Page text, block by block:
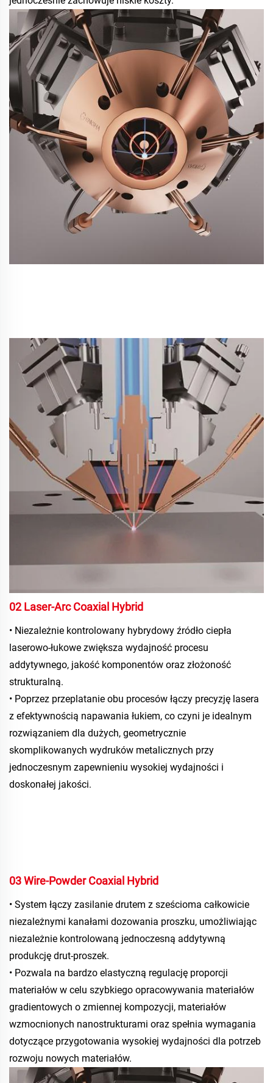
02 Laser-Arc Coaxial Hybrid
• Niezależnie kontrolowany hybrydowy źródło ciepła
laserowo-łukowe zwiększa wydajność procesu
addytywnego, jakość komponentów oraz złożoność
strukturalną.
• Poprzez przeplatanie obu procesów łączy precyzję lasera
z efektywnością napawania łukiem, co czyni je idealnym
rozwiązaniem dla dużych, geometrycznie
skomplikowanych wydruków metalicznych przy
jednoczesnym zapewnieniu wysokiej wydajności i
doskonałej jakości.
03 Wire-Powder Coaxial Hybrid
• System łączy zasilanie drutem z sześcioma całkowicie
niezależnymi kanałami dozowania proszku, umożliwiając
niezależnie kontrolowaną jednoczesną addytywną
produkcję drut-proszek.
• Pozwala na bardzo elastyczną regulację proporcji
materiałów w celu szybkiego opracowywania materiałów
gradientowych o zmiennej kompozycji, materiałów
wzmocnionych nanostrukturami oraz spełnia wymagania
dotyczące przygotowania wysokiej wydajności dla potrzeb
rozwoju nowych materiałów.